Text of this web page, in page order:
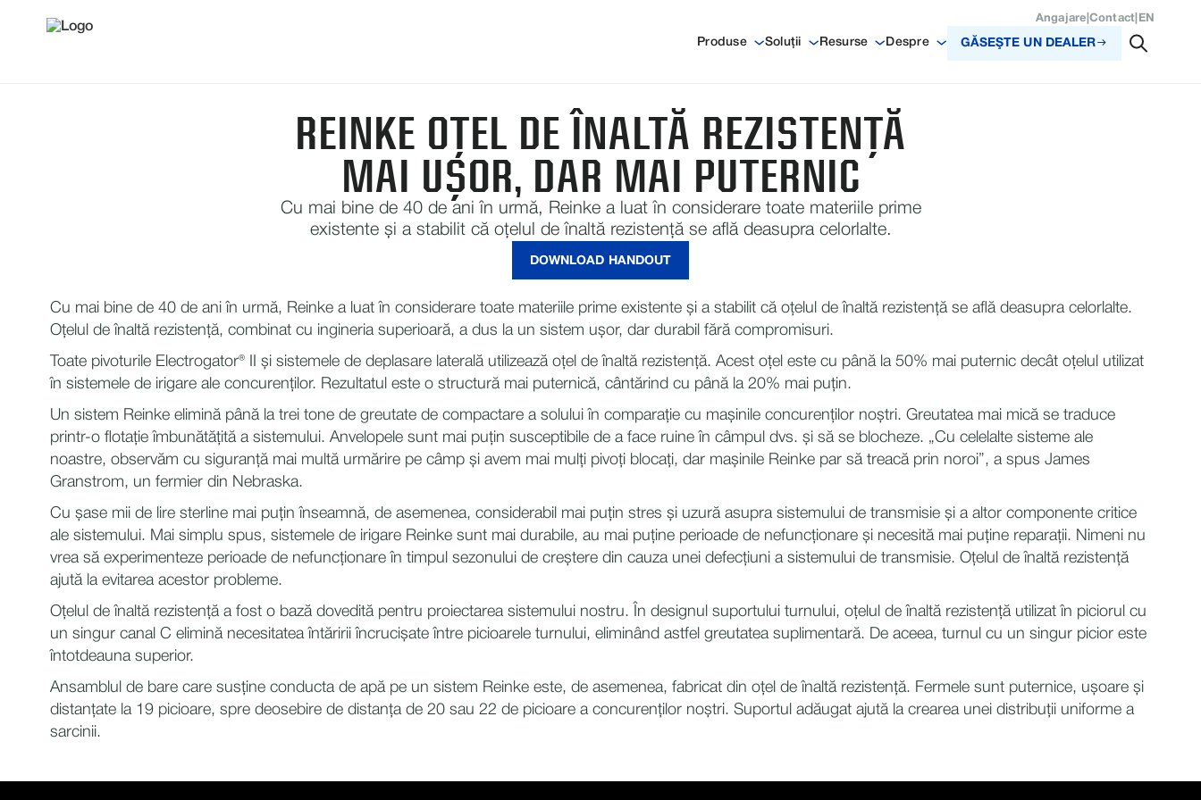
Angajare Contact EN
Produse Soluții Resurse Despre GĂSEŞTE UN DEALER
REINKE OȚEL DE ÎNALTĂ REZISTENȚĂ
MAI UȘOR, DAR MAI PUTERNIC
Cu mai bine de 40 de ani în urmă, Reinke a luat în considerare toate materiile prime
existente și a stabilit că oțelul de înaltă rezistență se află deasupra celorlalte.
DOWNLOAD HANDOUT
Cu mai bine de 40 de ani în urmă, Reinke a luat în considerare toate materiile prime existente și a stabilit că oțelul de înaltă rezistență se află deasupra celorlalte.
Oțelul de înaltă rezistență, combinat cu ingineria superioară, a dus la un sistem ușor, dar durabil fără compromisuri.
Toate pivoturile Electrogator® II și sistemele de deplasare laterală utilizează oțel de înaltă rezistență. Acest oțel este cu până la 50% mai puternic decât oțelul utilizat
în sistemele de irigare ale concurenților. Rezultatul este o structură mai puternică, cântărind cu până la 20% mai puțin.
Un sistem Reinke elimină până la trei tone de greutate de compactare a solului în comparație cu mașinile concurenților noștri. Greutatea mai mică se traduce
printr-o flotație îmbunătățită a sistemului. Anvelopele sunt mai puțin susceptibile de a face ruine în câmpul dvs. și să se blocheze. „Cu celelalte sisteme ale
noastre, observăm cu siguranță mai multă urmărire pe câmp și avem mai mulți pivoți blocați, dar mașinile Reinke par să treacă prin noroi”, a spus James
Granstrom, un fermier din Nebraska.
Cu șase mii de lire sterline mai puțin înseamnă, de asemenea, considerabil mai puțin stres și uzură asupra sistemului de transmisie și a altor componente critice
ale sistemului. Mai simplu spus, sistemele de irigare Reinke sunt mai durabile, au mai puține perioade de nefuncționare și necesită mai puține reparații. Nimeni nu
vrea să experimenteze perioade de nefuncționare în timpul sezonului de creștere din cauza unei defecțiuni a sistemului de transmisie. Oțelul de înaltă rezistență
ajută la evitarea acestor probleme.
Oțelul de înaltă rezistență a fost o bază dovedită pentru proiectarea sistemului nostru. În designul suportului turnului, oțelul de înaltă rezistență utilizat în piciorul cu
un singur canal C elimină necesitatea întăririi încrucișate între picioarele turnului, eliminând astfel greutatea suplimentară. De aceea, turnul cu un singur picior este
întotdeauna superior.
Ansamblul de bare care susține conducta de apă pe un sistem Reinke este, de asemenea, fabricat din oțel de înaltă rezistență. Fermele sunt puternice, ușoare și
distanțate la 19 picioare, spre deosebire de distanța de 20 sau 22 de picioare a concurenților noștri. Suportul adăugat ajută la crearea unei distribuții uniforme a
sarcinii.